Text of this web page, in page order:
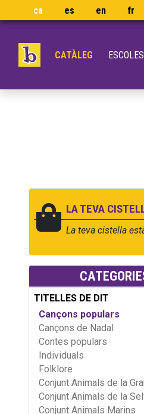
ca es en fr
CATÀLEG ESCOLES
LA TEVA
La teva cistella
TITELLES DE DIT
Cançons populars
Cançons de Nadal
Contes populars
Individuals
Folklore
Conjunt Animals de la
Conjunt Animals de la
Conjunt Animals Marins